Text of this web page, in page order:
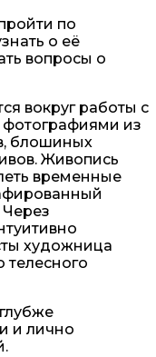
по
о её
вопросы о
вокруг работы с
из
блошиных
Живопись
временные
художница
телесного
и лично